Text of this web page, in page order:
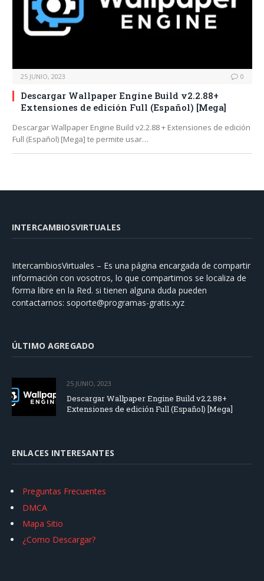
25 JUNIO, 2023 0
Descargar Wallpaper Engine Build v2.2.88+
Extensiones de edición Full (Español) [Mega]
Descargar Wallpaper Engine Build v2.2.88 + Extensiones de edición
Full (Español) [Mega] te permite usar…
INTERCAMBIOSVIRTUALES
IntercambiosVirtuales – Es una página encargada de compartir
información con vosotros, lo que compartimos se localiza de
forma libre en la Red. si tienen alguna duda pueden
contactarnos: soporte@programas-gratis.xyz
ÚLTIMO AGREGADO
25 JUNIO, 2023
Descargar Wallpaper Engine Build v2.2.88+
Extensiones de edición Full (Español) [Mega]
ENLACES INTERESANTES
Preguntas Frecuentes
DMCA
Mapa Sitio
¿Como Descargar?